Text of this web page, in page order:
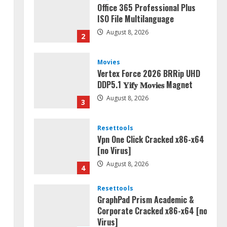
2
Office 365 Professional Plus
ISO File Multilanguage
August 8, 2026
3
Movies
Vertex Force 2026 BRRip UHD
DDP5.1 𝐘𝐢𝐟𝐲 𝐌𝐨𝐯𝐢𝐞𝐬 Magnet
August 8, 2026
4
Resettools
Vpn One Click Cracked x86-x64
[no Virus]
August 8, 2026
Resettools
GraphPad Prism Academic &
Corporate Cracked x86-x64 [no
Virus]